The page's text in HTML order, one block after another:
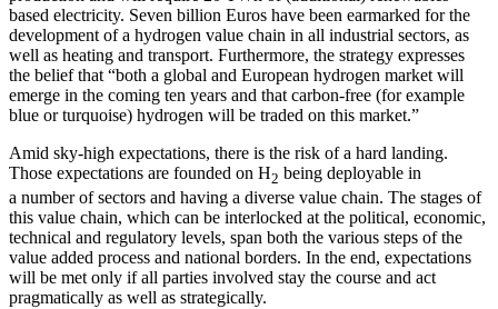
based electricity. Seven billion Euros have been earmarked for the
development of a hydrogen value chain in all industrial sectors, as
well as heating and transport. Furthermore, the strategy expresses
the belief that “both a global and European hydrogen market will
emerge in the coming ten years and that carbon-free (for example
blue or turquoise) hydrogen will be traded on this market.”
Amid sky-high expectations, there is the risk of a hard landing.
Those expectations are founded on H2 being deployable in
a number of sectors and having a diverse value chain. The stages of
this value chain, which can be interlocked at the political, economic,
technical and regulatory levels, span both the various steps of the
value added process and national borders. In the end, expectations
will be met only if all parties involved stay the course and act
pragmatically as well as strategically.